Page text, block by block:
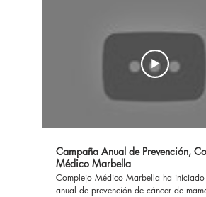
Campaña Anual de Prevención,
Médico Marbella
Complejo Médico Marbella ha iniciado
anual de prevención de cáncer de